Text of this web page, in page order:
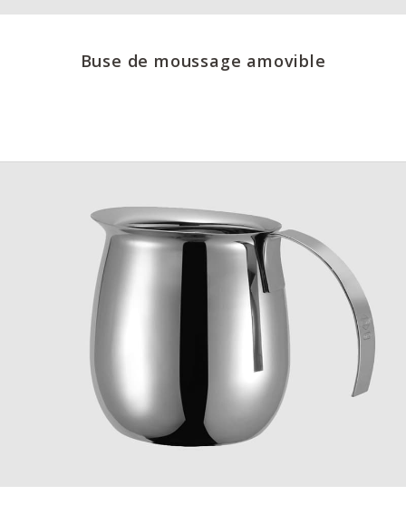
Buse de moussage amovible